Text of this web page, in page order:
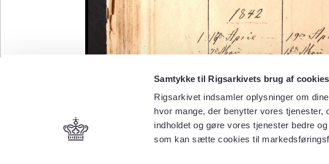
Samtykke til Rigsarkivets brug af cookies
Rigsarkivet indsamler oplysninger om
hvor mange, der benytter vores
indholdet og gøre vores tjenester bedre
som kan sætte cookies til